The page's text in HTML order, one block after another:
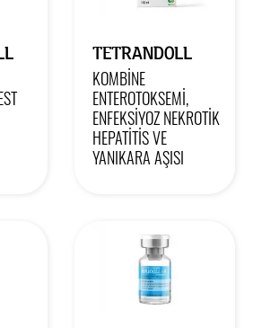
TETRANDOLL
KOMBİNE
ENTEROTOKSEMİ,
ENFEKSİYOZ NEKROTİK
HEPATİTİS VE
YANIKARA AŞISI